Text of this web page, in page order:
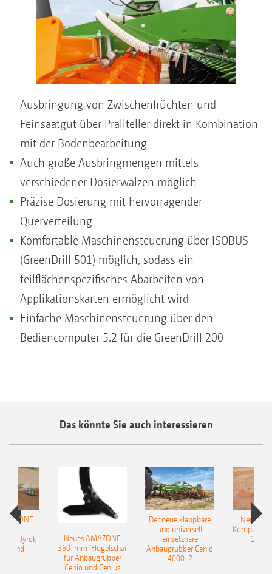
Ausbringung von Zwischenfrüchten und
Feinsaatgut über Prallteller direkt in Kombination
mit der Bodenbearbeitung
Auch große Ausbringmengen mittels
verschiedener Dosierwalzen möglich
Präzise Dosierung mit hervorragender
Querverteilung
Komfortable Maschinensteuerung über ISOBUS
(GreenDrill 501) möglich, sodass ein
teilflächenspezifisches Abarbeiten von
Applikationskarten ermöglicht wird
Einfache Maschinensteuerung über den
Bediencomputer 5.2 für die GreenDrill 200
Das könnte Sie auch interessieren
Tyrok
Neues AMAZONE
360-mm-Flügelschar
für Anbaugrubber
Cenio und Cenius
Der neue klappbare
und universell
einsetzbare
Anbaugrubber Cenio
4000-2
Neue